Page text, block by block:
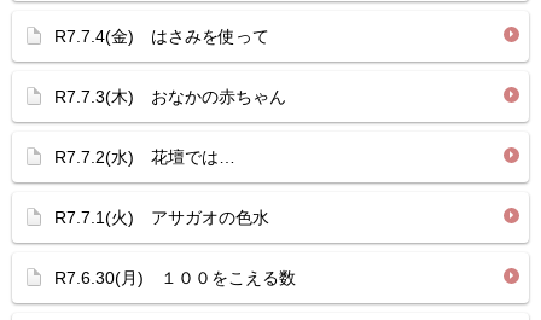
R7.7.4(金) はさみを使って
R7.7.3(木) おなかの赤ちゃん
R7.7.2(水) 花壇では…
R7.7.1(火) アサガオの色水
R7.6.30(月) １００をこえる数